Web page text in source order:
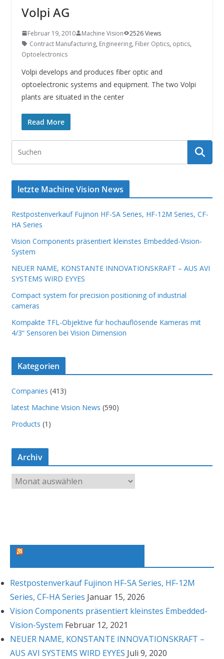
SYSTEMS WIRD EYYES
positioning of industrial cameras
Volpi AG
Februar 19, 2010 Machine Vision
2526 Views
Contract Manufacturing, Engineering, Fiber Optics, optics,
Optoelectronics
Volpi develops and produces fiber optic and
optoelectronic systems and equipment. The two Volpi
plants are situated in the center
Read More
letzte Machine Vision News
Restpostenverkauf Fujinon HF-SA Series, HF-12M Series, CF-
HA Series
Vision Components präsentiert kleinstes Embedded-Vision-
System
NEUER NAME, KONSTANTE INNOVATIONSKRAFT – AUS AVI
SYSTEMS WIRD EYYES
Compact system for precision positioning of industrial
cameras
Kompakte TFL-Objektive für hochauflösende Kameras mit
4/3“ Sensoren bei Vision Dimension
Kategorien
Companies (413)
latest Machine Vision News (590)
Products (1)
Archiv
r
Restpostenverkauf Fujinon HF-SA Series, HF-12M
Series, CF-HA Series Januar 15, 2026
Vision Components präsentiert kleinstes Embedded-
Vision-System Februar 12, 2021
NEUER NAME, KONSTANTE INNOVATIONSKRAFT –
AUS AVI SYSTEMS WIRD EYYES Juli 9, 2020